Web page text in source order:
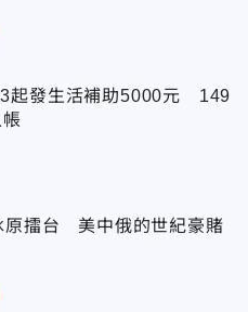
起發生活補助5000元 149
原擂台 美中俄的世紀豪賭